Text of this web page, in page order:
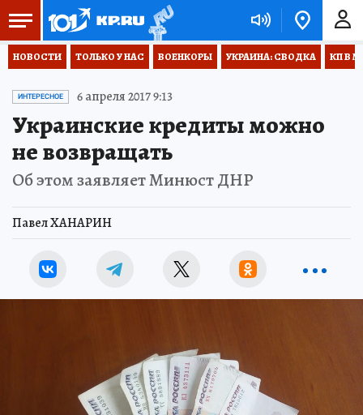
НОВОСТИ ТОЛЬКО У НАС ВОЕНКОРЫ УКРАИНА: СВОДКА КП В
ИНТЕРЕСНОЕ 6 апреля 2017 9:13
Украинские кредиты можно
не возвращать
Об этом заявляет Минюст ДНР
Павел ХАНАРИН